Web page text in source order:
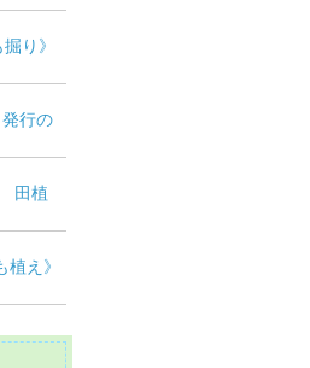
り》
行の
田植
え》